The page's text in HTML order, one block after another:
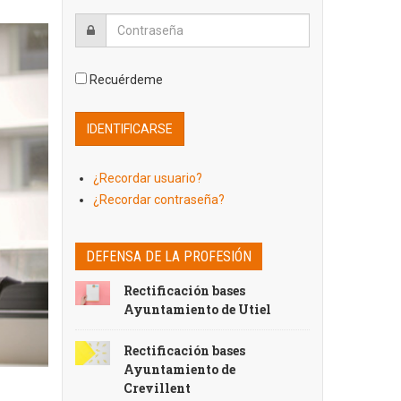
Recuérdeme
¿Recordar usuario?
¿Recordar contraseña?
DEFENSA DE LA PROFESIÓN
Rectificación bases
Ayuntamiento de Utiel
Rectificación bases
Ayuntamiento de
Crevillent